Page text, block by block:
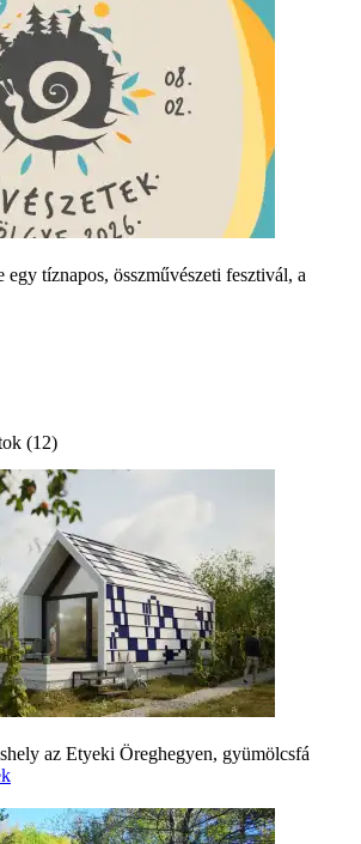
tíznapos, összművészeti fesztivál, a
(12)
az Etyeki Öreghegyen, gyümölcsfá